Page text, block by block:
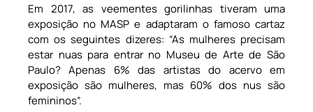
Em 2017, as veementes gorilinhas tiveram uma
exposição no MASP e adaptaram o famoso cartaz
com os seguintes dizeres: “As mulheres precisam
estar nuas para entrar no Museu de Arte de São
Paulo? Apenas 6% das artistas do acervo em
exposição são mulheres, mas 60% dos nus são
femininos”.